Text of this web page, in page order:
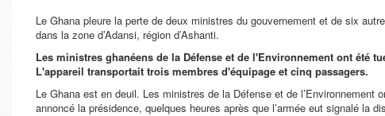
Le Ghana pleure la perte de deux ministres du gouvernement et de six
dans la zone d’Adansi, région d’Ashanti.
Les ministres ghanéens de la Défense et de l'Environnement ont été
L'appareil transportait trois membres d'équipage et cinq passagers.
Le Ghana est en deuil. Les ministres de la Défense et de
annoncé la présidence, quelques heures après que l’armée eut signalé la